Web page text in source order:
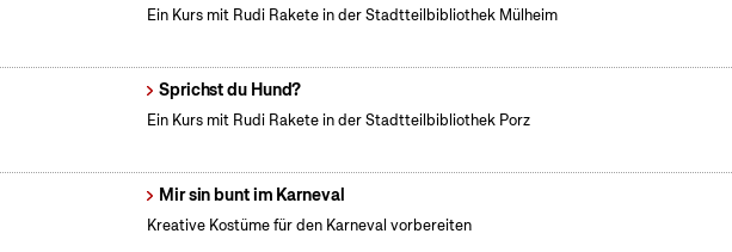
Ein Kurs mit Rudi Rakete in der Stadtteilbibliothek Mülheim
Sprichst du Hund?
Ein Kurs mit Rudi Rakete in der Stadtteilbibliothek Porz
Mir sin bunt im Karneval
Kreative Kostüme für den Karneval vorbereiten